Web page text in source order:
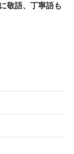
敬語、丁寧語も